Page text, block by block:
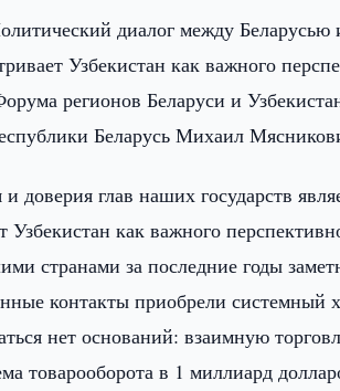
диалог между Беларусью
Узбекистан как важного
регионов Беларуси и
Беларусь Михаил
доверия глав наших государств
как важного
странами за последние годы
контакты приобрели системный
нет оснований: взаимную
товарооборота в 1 миллиард